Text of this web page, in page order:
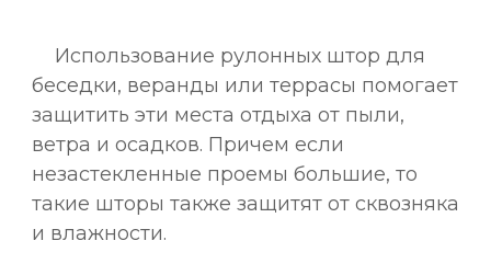
Использование рулонных штор для
беседки, веранды или террасы помогает
защитить эти места отдыха от пыли,
ветра и осадков. Причем если
незастекленные проемы большие, то
такие шторы также защитят от сквозняка
и влажности.